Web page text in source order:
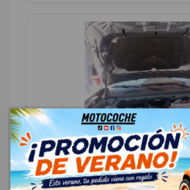
AMORTIGUADORES CAPO
DACIA BIGSTER
ID:1559560